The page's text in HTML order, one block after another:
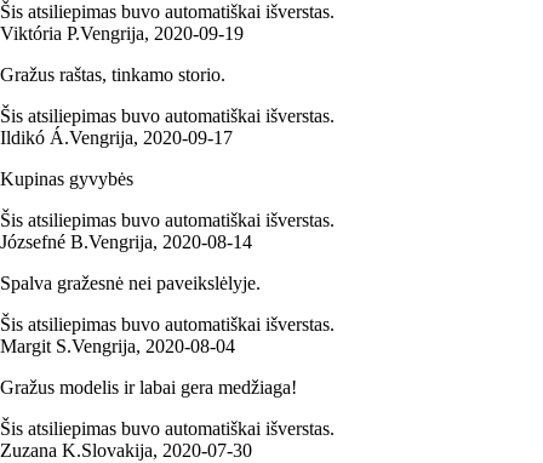
Šis atsiliepimas buvo automatiškai išverstas.
Viktória P.Vengrija, 2020‑09‑19
Gražus raštas, tinkamo storio.
Šis atsiliepimas buvo automatiškai išverstas.
Ildikó Á.Vengrija, 2020‑09‑17
Kupinas gyvybės
Šis atsiliepimas buvo automatiškai išverstas.
Józsefné B.Vengrija, 2020‑08‑14
Spalva gražesnė nei paveikslėlyje.
Šis atsiliepimas buvo automatiškai išverstas.
Margit S.Vengrija, 2020‑08‑04
Gražus modelis ir labai gera medžiaga!
Šis atsiliepimas buvo automatiškai išverstas.
Zuzana K.Slovakija, 2020‑07‑30